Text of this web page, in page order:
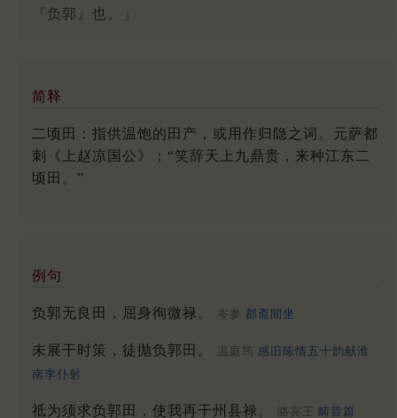
『负郭』也。」
简释
二顷田：指供温饱的田产，或用作归隐之词。元萨都
刺《上赵凉国公》；“笑辞天上九鼎贵，来种江东二
顷田。”
例句
负郭无良田，屈身徇微禄。 岑参 郡斋閒坐
未展干时策，徒抛负郭田。 温庭筠 感旧陈情五十韵献淮
南李仆射
祗为须求负郭田，使我再干州县禄。 骆宾王 畴昔篇